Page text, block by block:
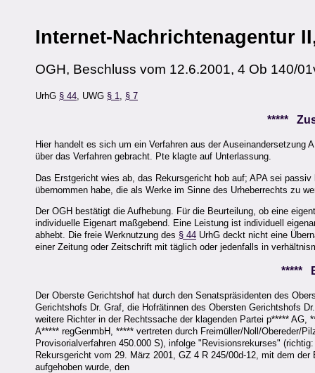
Internet-Nachrichtenagentur
OGH, Beschluss vom 12.6.2001, 4 Ob 140/
UrhG § 44, UWG § 1, § 7
*****
Hier handelt es sich um ein Verfahren aus der
über das Verfahren gebracht. Pte klagte auf Unterlassung.
Das Erstgericht wies ab, das Rekursgericht hob auf; APA sei
übernommen habe, die als Werke im Sinne des Urheberrechts zu
Der OGH bestätigt die Aufhebung. Für die Beurteilung, ob eine
individuelle Eigenart maßgebend. Eine Leistung ist individuell
abhebt. Die freie Werknutzung des § 44 UrhG deckt nicht eine
einer Zeitung oder Zeitschrift mit täglich oder jedenfalls in
*****
Der Oberste Gerichtshof hat durch den Senatspräsidenten des
Gerichtshofs Dr. Graf, die Hofrätinnen des Obersten Gerichtshofs
weitere Richter in der Rechtssache der klagenden Partei p*****
A***** regGenmbH, ***** vertreten durch Freimüller/Noll/Obereder/
Provisorialverfahren 450.000 S), infolge "Revisionsrekurses"
Rekursgericht vom 29. März 2001, GZ 4 R 245/00d-12, mit dem
aufgehoben wurde, den